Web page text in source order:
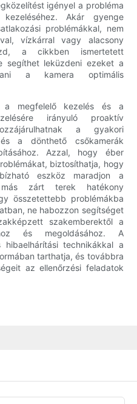
igényel a probléma
Akár gyenge
problémákkal, nem
vízkárral vagy alacsony
a cikkben ismertetett
segíthet leküzdeni ezeket a
a kamera optimális
a megfelelő kezelés és a
irányuló proaktív
a gyakori
a dönthető csőkamerák
Azzal, hogy éber
biztosíthatja, hogy
eszköz maradjon a
más zárt terek hatékony
összetettebb problémákba
ne habozzon segítséget
szakemberektől a
és megoldásához. A
hibaelhárítási technikákkal a
tarthatja, és továbbra
az ellenőrzési feladatok